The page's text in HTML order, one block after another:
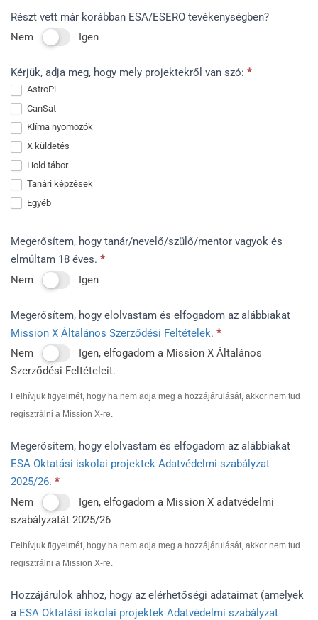
Részt vett már korábban ESA/ESERO tevékenységben?
Nem
Igen
Kérjük, adja meg, hogy mely projektekről van szó: *
AstroPi
CanSat
Klíma nyomozók
X küldetés
Hold tábor
Tanári képzések
Egyéb
Megerősítem, hogy tanár/nevelő/szülő/mentor vagyok és
elmúltam 18 éves. *
Nem
Igen
Megerősítem, hogy elolvastam és elfogadom az alábbiakat
Mission X Általános Szerződési Feltételek. *
Nem
Igen, elfogadom a Mission X Általános
Szerződési Feltételeit.
Felhívjuk figyelmét, hogy ha nem adja meg a hozzájárulását, akkor nem tud
regisztrálni a Mission X-re.
Megerősítem, hogy elolvastam és elfogadom az alábbiakat
ESA Oktatási iskolai projektek Adatvédelmi szabályzat
2025/26. *
Nem
Igen, elfogadom a Mission X adatvédelmi
szabályzatát 2025/26
Felhívjuk figyelmét, hogy ha nem adja meg a hozzájárulását, akkor nem tud
regisztrálni a Mission X-re.
Hozzájárulok ahhoz, hogy az elérhetőségi adataimat (amelyek
a ESA Oktatási iskolai projektek Adatvédelmi szabályzat